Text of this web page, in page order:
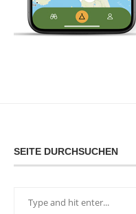
SEITE DURCHSUCHEN